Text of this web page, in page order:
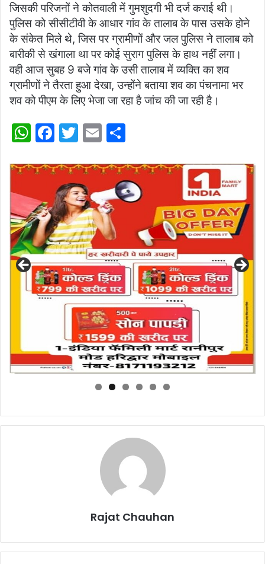
जिसकी परिजनों ने कोतवाली में गुमशुदगी भी दर्ज कराई थी।
पुलिस को सीसीटीवी के आधार गांव के तालाब के पास उसके होने
के संकेत मिले थे, जिस पर ग्रामीणों और जल पुलिस ने तालाब को
बारीकी से खंगाला था पर कोई सुराग पुलिस के हाथ नहीं लगा।
वही आज सुबह 9 बजे गांव के उसी तालाब में व्यक्ति का शव
ग्रामीणों ने तैरता हुआ देखा, उन्होंने बताया शव का पंचनामा भर
शव को पीएम के लिए भेजा जा रहा है जांच की जा रही है।
W
at
A
p
p
F
c
e
b
o
o
k
T
itt
er
E
ai
l
ar
e
Rajat Chauhan